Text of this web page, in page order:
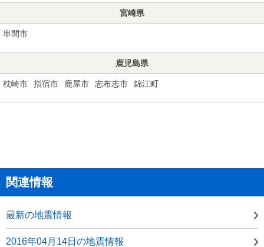
宮崎県
串間市
鹿児島県
枕崎市 指宿市 鹿屋市 志布志市 錦江町
関連情報
最新の地震情報
2016年04月14日の地震情報